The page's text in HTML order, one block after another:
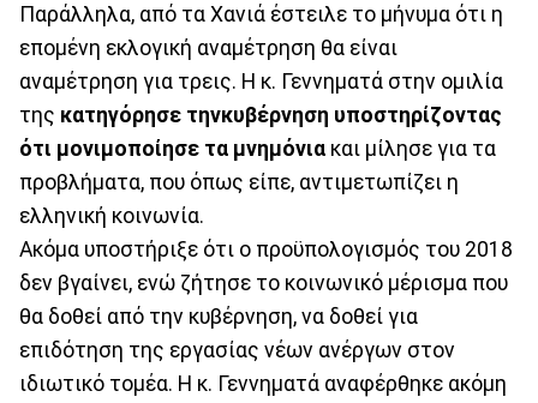
Παράλληλα, από τα Χανιά έστειλε το μήνυμα ότι η
επομένη εκλογική αναμέτρηση θα είναι
αναμέτρηση για τρεις. Η κ. Γεννηματά στην ομιλία
της κατηγόρησε τηνκυβέρνηση υποστηρίζοντας
ότι μονιμοποίησε τα μνημόνια και μίλησε για τα
προβλήματα, που όπως είπε, αντιμετωπίζει η
ελληνική κοινωνία.
Ακόμα υποστήριξε ότι ο προϋπολογισμός του 2018
δεν βγαίνει, ενώ ζήτησε το κοινωνικό μέρισμα που
θα δοθεί από την κυβέρνηση, να δοθεί για
επιδότηση της εργασίας νέων ανέργων στον
ιδιωτικό τομέα. Η κ. Γεννηματά αναφέρθηκε ακόμη